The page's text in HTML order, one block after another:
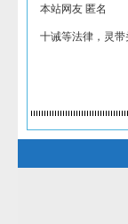
本站网友 匿名
十诫等法律，灵带